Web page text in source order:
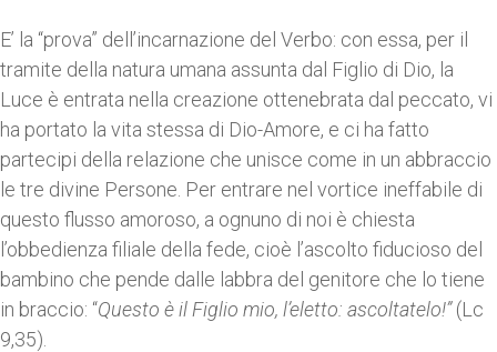
E’ la “prova” dell’incarnazione del Verbo: con essa, per il
tramite della natura umana assunta dal Figlio di Dio, la
Luce è entrata nella creazione ottenebrata dal peccato, vi
ha portato la vita stessa di Dio-Amore, e ci ha fatto
partecipi della relazione che unisce come in un abbraccio
le tre divine Persone. Per entrare nel vortice ineffabile di
questo flusso amoroso, a ognuno di noi è chiesta
l’obbedienza filiale della fede, cioè l’ascolto fiducioso del
bambino che pende dalle labbra del genitore che lo tiene
in braccio: “Questo è il Figlio mio, l’eletto: ascoltatelo!”(Lc
9,35).